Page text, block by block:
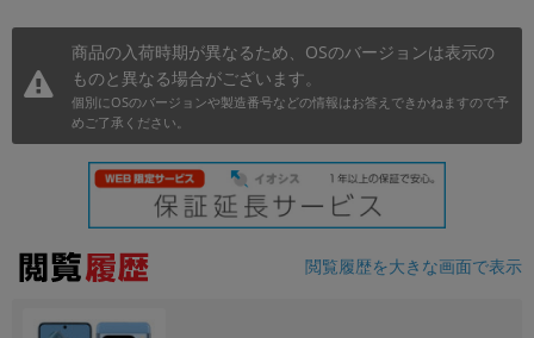
商品の入荷時期が異なるため、OSのバージョンは表示の
ものと異なる場合がございます。
個別にOSのバージョンや製造番号などの情報はお答えできかねますので予
めご了承ください。
閲覧履歴を大きな画面で表示
モニタサイズ
円 ～ 円